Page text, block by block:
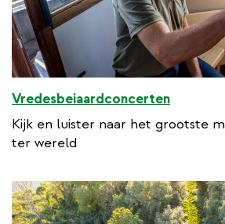
Vredesbeiaardconcerten
Kijk en luister naar het grootste
ter wereld